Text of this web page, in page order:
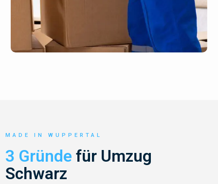
MADE IN WUPPERTAL
3 Gründe für Umzug
Schwarz